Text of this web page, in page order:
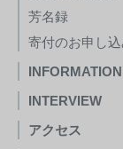
芳名録
寄付のお申し
INFORMATION
INTERVIEW
アクセス